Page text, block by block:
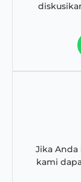
Jika
kami